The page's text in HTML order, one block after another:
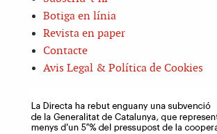
Botiga en línia
Revista en paper
Contacte
Avis Legal & Política de Cookies